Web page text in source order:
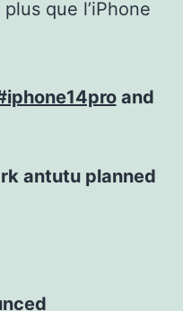
que l’iPhone
and
antutu planned